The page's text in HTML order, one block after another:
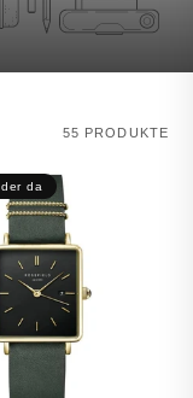
55 PRODUKTE
da